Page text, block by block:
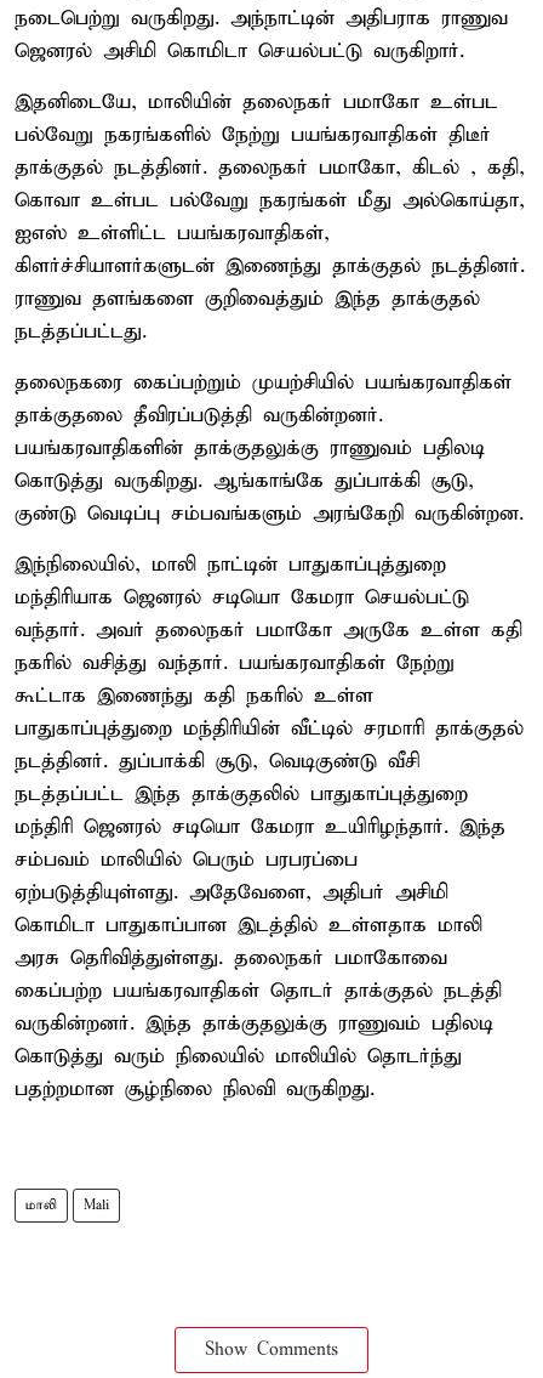
நடைபெற்று வருகிறது. அந்நாட்டின் அதிபராக ராணுவ
ஜெனரல் அசிமி கொமிடா செயல்பட்டு வருகிறார்.
இதனிடையே, மாலியின் தலைநகர் பமாகோ உள்பட
பல்வேறு நகரங்களில் நேற்று பயங்கரவாதிகள் திடீர்
தாக்குதல் நடத்தினர். தலைநகர் பமாகோ, கிடல் , கதி,
கொவா உள்பட பல்வேறு நகரங்கள் மீது அல்கொய்தா,
ஐஎஸ் உள்ளிட்ட பயங்கரவாதிகள்,
கிளர்ச்சியாளர்களுடன் இணைந்து தாக்குதல் நடத்தினர்.
ராணுவ தளங்களை குறிவைத்தும் இந்த தாக்குதல்
நடத்தப்பட்டது.
தலைநகரை கைப்பற்றும் முயற்சியில் பயங்கரவாதிகள்
தாக்குதலை தீவிரப்படுத்தி வருகின்றனர்.
பயங்கரவாதிகளின் தாக்குதலுக்கு ராணுவம் பதிலடி
கொடுத்து வருகிறது. ஆங்காங்கே துப்பாக்கி சூடு,
குண்டு வெடிப்பு சம்பவங்களும் அரங்கேறி வருகின்றன.
இந்நிலையில், மாலி நாட்டின் பாதுகாப்புத்துறை
மந்திரியாக ஜெனரல் சடியொ கேமரா செயல்பட்டு
வந்தார். அவர் தலைநகர் பமாகோ அருகே உள்ள கதி
நகரில் வசித்து வந்தார். பயங்கரவாதிகள் நேற்று
கூட்டாக இணைந்து கதி நகரில் உள்ள
பாதுகாப்புத்துறை மந்திரியின் வீட்டில் சரமாரி தாக்குதல்
நடத்தினர். துப்பாக்கி சூடு, வெடிகுண்டு வீசி
நடத்தப்பட்ட இந்த தாக்குதலில் பாதுகாப்புத்துறை
மந்திரி ஜெனரல் சடியொ கேமரா உயிரிழந்தார். இந்த
சம்பவம் மாலியில் பெரும் பரபரப்பை
ஏற்படுத்தியுள்ளது. அதேவேளை, அதிபர் அசிமி
கொமிடா பாதுகாப்பான இடத்தில் உள்ளதாக மாலி
அரசு தெரிவித்துள்ளது. தலைநகர் பமாகோவை
கைப்பற்ற பயங்கரவாதிகள் தொடர் தாக்குதல் நடத்தி
வருகின்றனர். இந்த தாக்குதலுக்கு ராணுவம் பதிலடி
கொடுத்து வரும் நிலையில் மாலியில் தொடர்ந்து
பதற்றமான சூழ்நிலை நிலவி வருகிறது.
மாலி Mali
Show Comments